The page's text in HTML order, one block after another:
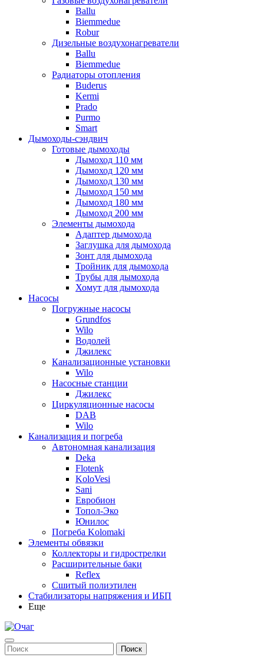
Ballu
Biemmedue
Robur
Дизельные воздухонагреватели
Ballu
Biemmedue
Радиаторы отопления
Buderus
Kermi
Prado
Purmo
Smart
Дымоходы-сэндвич
Готовые дымоходы
Дымоход 110 мм
Дымоход 120 мм
Дымоход 130 мм
Дымоход 150 мм
Дымоход 180 мм
Дымоход 200 мм
Элементы дымохода
Адаптер дымохода
Заглушка для дымохода
Зонт для дымохода
Тройник для дымохода
Трубы для дымохода
Хомут для дымохода
Насосы
Погружные насосы
Grundfos
Wilo
Водолей
Джилекс
Канализационные установки
Wilo
Насосные станции
Джилекс
Циркуляционные насосы
DAB
Wilo
Канализация и погреба
Автономная канализация
Deka
Flotenk
KoloVesi
Sani
Евробион
Топол-Эко
Юнилос
Погреба Kolomaki
Элементы обвязки
Коллекторы и гидрострелки
Расширительные баки
Reflex
Сшитый полиэтилен
Стабилизаторы напряжения и ИБП
Еще